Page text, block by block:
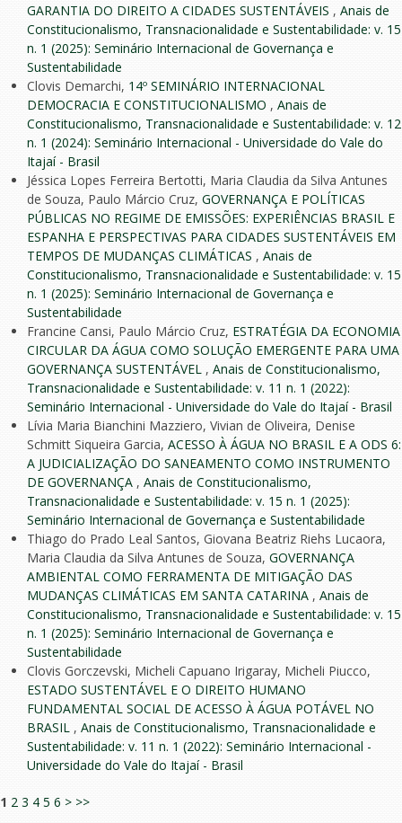
GARANTIA DO DIREITO A CIDADES SUSTENTÁVEIS , Anais de
Constitucionalismo, Transnacionalidade e Sustentabilidade: v. 15
n. 1 (2025): Seminário Internacional de Governança e
Sustentabilidade
Clovis Demarchi, 14º SEMINÁRIO INTERNACIONAL
DEMOCRACIA E CONSTITUCIONALISMO , Anais de
Constitucionalismo, Transnacionalidade e Sustentabilidade: v. 12
n. 1 (2024): Seminário Internacional - Universidade do Vale do
Itajaí - Brasil
Jéssica Lopes Ferreira Bertotti, Maria Claudia da Silva Antunes
de Souza, Paulo Márcio Cruz, GOVERNANÇA E POLÍTICAS
PÚBLICAS NO REGIME DE EMISSÕES: EXPERIÊNCIAS BRASIL E
ESPANHA E PERSPECTIVAS PARA CIDADES SUSTENTÁVEIS EM
TEMPOS DE MUDANÇAS CLIMÁTICAS , Anais de
Constitucionalismo, Transnacionalidade e Sustentabilidade: v. 15
n. 1 (2025): Seminário Internacional de Governança e
Sustentabilidade
Francine Cansi, Paulo Márcio Cruz, ESTRATÉGIA DA ECONOMIA
CIRCULAR DA ÁGUA COMO SOLUÇÃO EMERGENTE PARA UMA
GOVERNANÇA SUSTENTÁVEL , Anais de Constitucionalismo,
Transnacionalidade e Sustentabilidade: v. 11 n. 1 (2022):
Seminário Internacional - Universidade do Vale do Itajaí - Brasil
Lívia Maria Bianchini Mazziero, Vivian de Oliveira, Denise
Schmitt Siqueira Garcia, ACESSO À ÁGUA NO BRASIL E A ODS 6:
A JUDICIALIZAÇÃO DO SANEAMENTO COMO INSTRUMENTO
DE GOVERNANÇA , Anais de Constitucionalismo,
Transnacionalidade e Sustentabilidade: v. 15 n. 1 (2025):
Seminário Internacional de Governança e Sustentabilidade
Thiago do Prado Leal Santos, Giovana Beatriz Riehs Lucaora,
Maria Claudia da Silva Antunes de Souza, GOVERNANÇA
AMBIENTAL COMO FERRAMENTA DE MITIGAÇÃO DAS
MUDANÇAS CLIMÁTICAS EM SANTA CATARINA , Anais de
Constitucionalismo, Transnacionalidade e Sustentabilidade: v. 15
n. 1 (2025): Seminário Internacional de Governança e
Sustentabilidade
Clovis Gorczevski, Micheli Capuano Irigaray, Micheli Piucco,
ESTADO SUSTENTÁVEL E O DIREITO HUMANO
FUNDAMENTAL SOCIAL DE ACESSO À ÁGUA POTÁVEL NO
BRASIL , Anais de Constitucionalismo, Transnacionalidade e
Sustentabilidade: v. 11 n. 1 (2022): Seminário Internacional -
Universidade do Vale do Itajaí - Brasil
1 2 3 4 5 6 > >>